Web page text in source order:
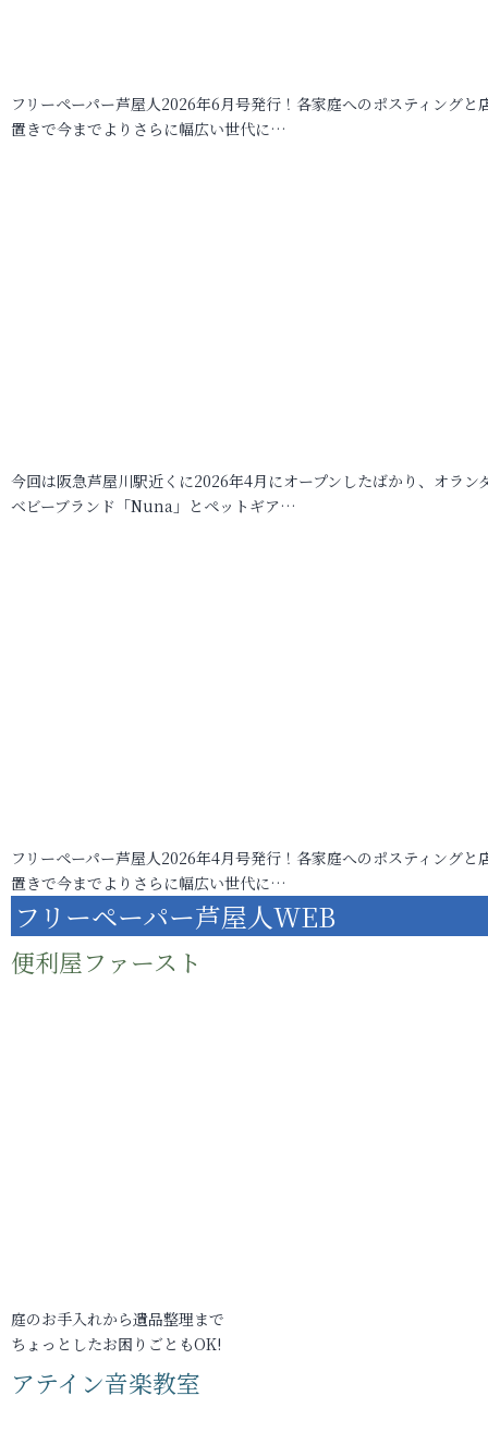
フリーペーパー芦屋人2026年6月号発行！各家庭へのポスティングと
置きで今までよりさらに幅広い世代に…
今回は阪急芦屋川駅近くに2026年4月にオープンしたばかり、オラン
ベビーブランド「Nuna」とペットギア…
フリーペーパー芦屋人2026年4月号発行！各家庭へのポスティングと
置きで今までよりさらに幅広い世代に…
フリーペーパー芦屋人WEB
便利屋ファースト
庭のお手入れから遺品整理まで
ちょっとしたお困りごともOK!
アテイン音楽教室